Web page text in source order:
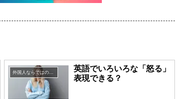
外国人ならではの英語表現
英語でいろいろな「怒る」
表現できる？